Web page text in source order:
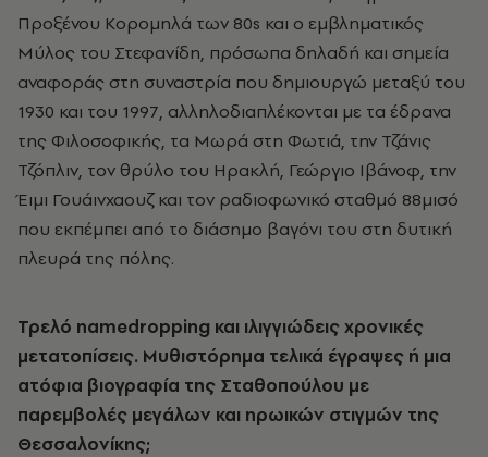
Προξένου Κορομηλά των 80s και ο εμβληματικός
Μύλος του Στεφανίδη, πρόσωπα δηλαδή και σημεία
αναφοράς στη συναστρία που δημιουργώ μεταξύ του
1930 και του 1997, αλληλοδιαπλέκονται με τα έδρανα
της Φιλοσοφικής, τα Μωρά στη Φωτιά, την Τζάνις
Τζόπλιν, τον θρύλο του Ηρακλή, Γεώργιο Ιβάνοφ, την
Έιμι Γουάινχαουζ και τον ραδιοφωνικό σταθμό 88μισό
που εκπέμπει από το διάσημο βαγόνι του στη δυτική
πλευρά της πόλης.
Τρελό namedropping και ιλιγγιώδεις χρονικές
μετατοπίσεις. Μυθιστόρημα τελικά έγραψες ή μια
ατόφια βιογραφία της Σταθοπούλου με
παρεμβολές μεγάλων και ηρωικών στιγμών της
Θεσσαλονίκης;